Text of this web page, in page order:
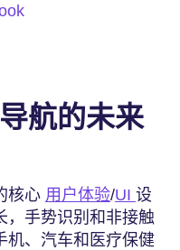
航的未来
核心 用户体验/UI 设
，手势识别和非接触
机、汽车和医疗保健